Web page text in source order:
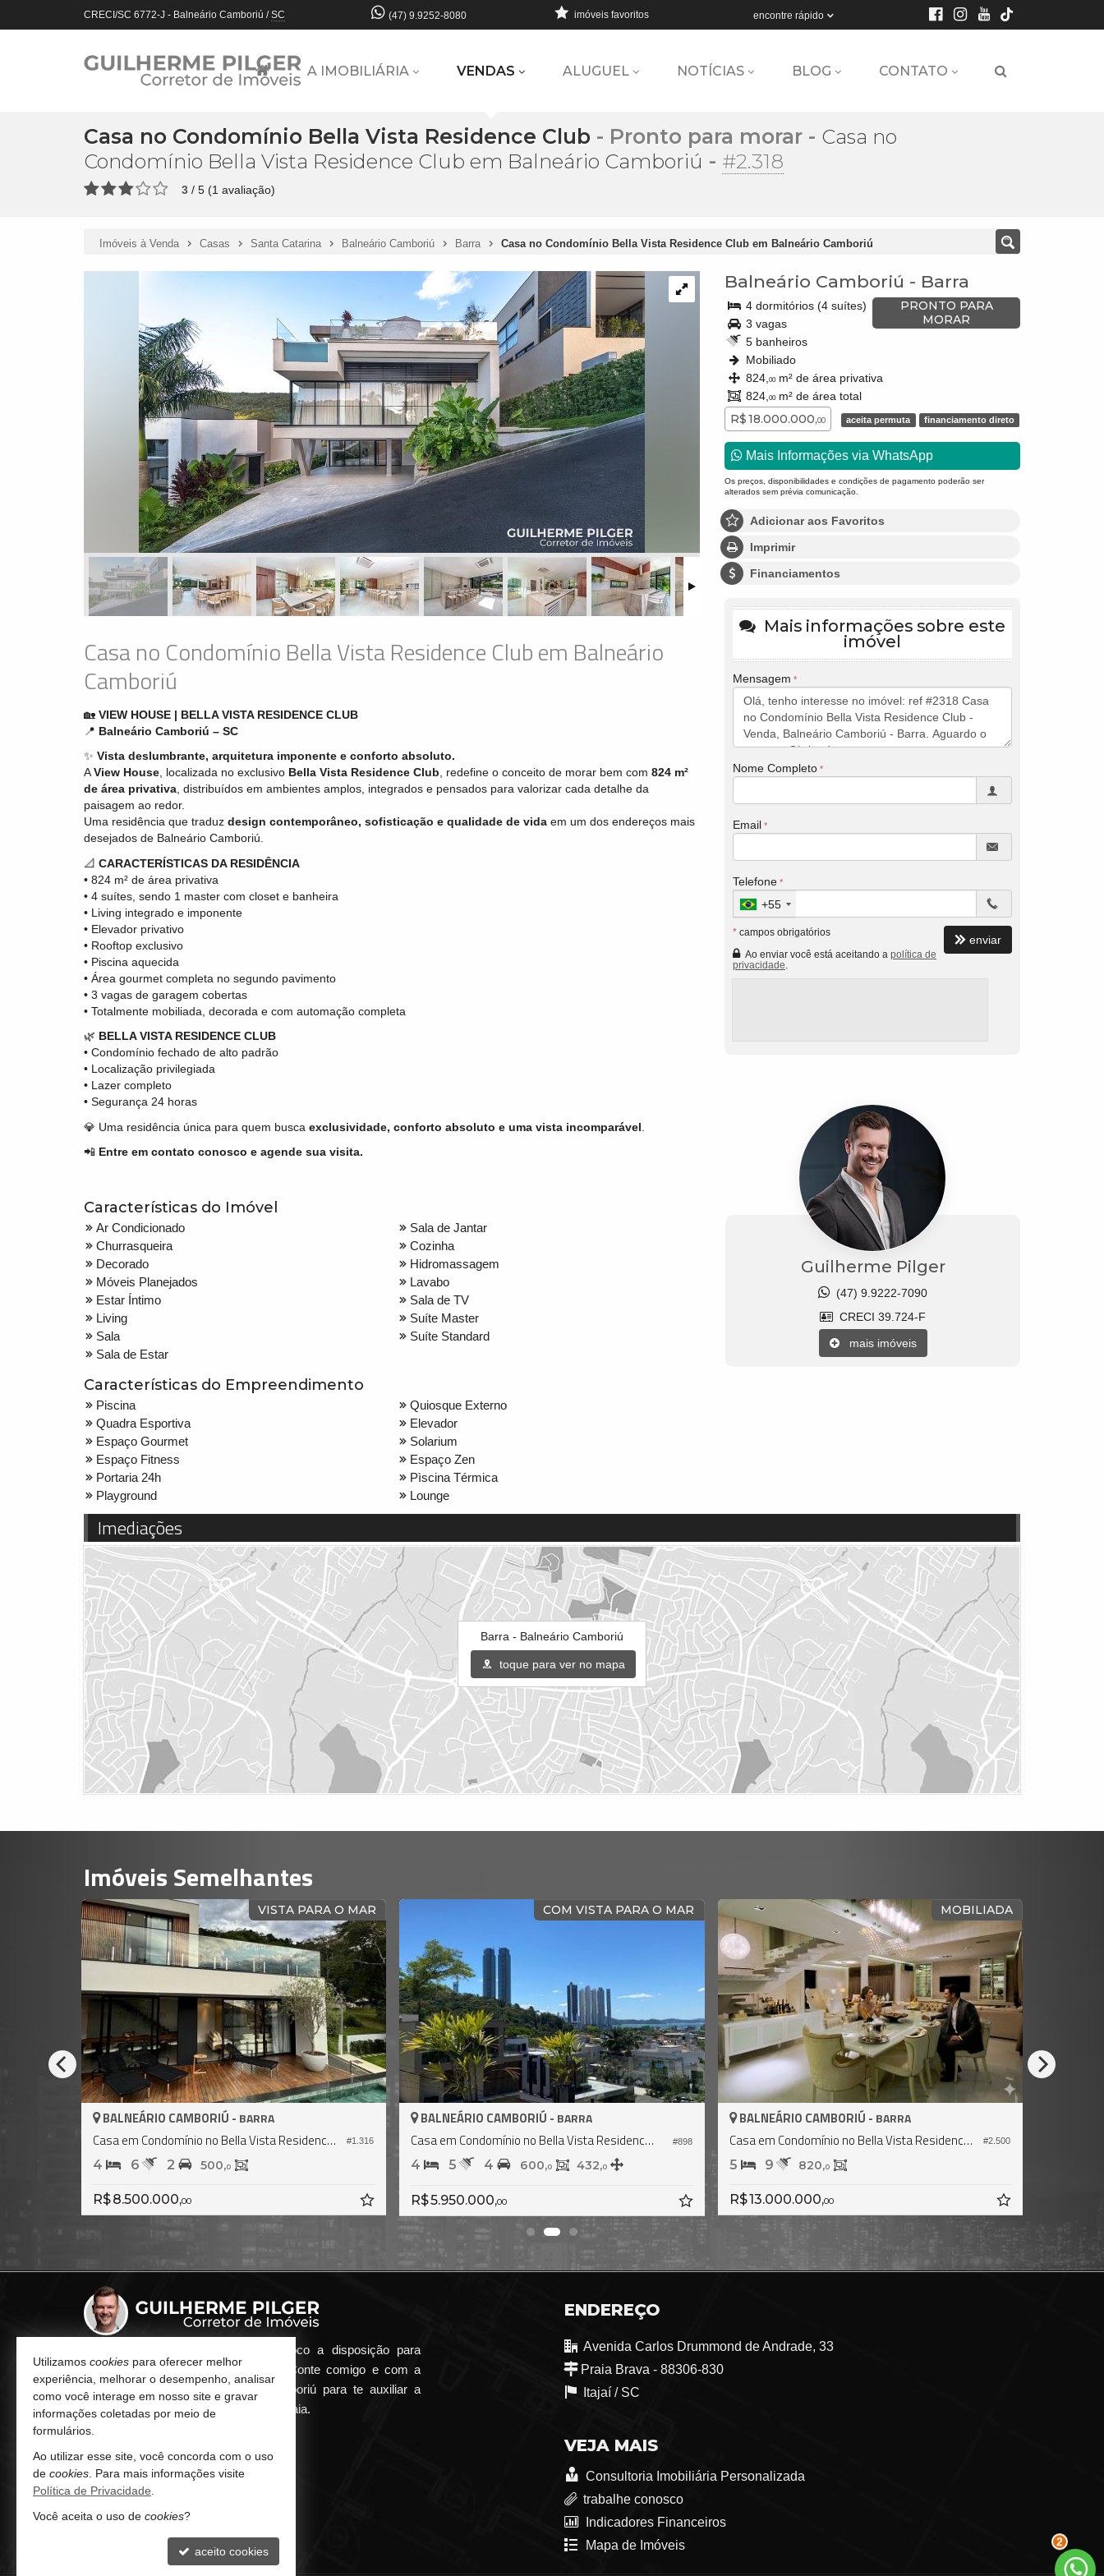
CRECI/SC 6772-J - Balneário Camboriú /SC (47) 9.9252-8080 encontre rápido
imóveis favoritos
A IMOBILIÁRIA VENDAS ALUGUEL NOTÍCIAS BLOG CONTATO
Casa no Condomínio Bella Vista Residence Club - Pronto para morar - Casa no
Condomínio Bella Vista Residence Club em Balneário Camboriú - #2.318
3 / 5 (1 avaliação)
Imóveis à Venda Casas Santa Catarina Balneário Camboriú Barra Casa no Condomínio Bella Vista Residence Club em Balneário Camboriú
Casa no Condomínio Bella Vista Residence Club em Balneário
Camboriú
🏡 VIEW HOUSE | BELLA VISTA RESIDENCE CLUB
📍 Balneário Camboriú – SC
✨ Vista deslumbrante, arquitetura imponente e conforto absoluto.
AView House , localizada no exclusivo Bella Vista Residence Club , redefine o conceito de morar bem com 824 m²
de área privativa , distribuídos em ambientes amplos, integrados e pensados para valorizar cada detalhe da
paisagem ao redor.
Uma residência que traduz design contemporâneo, sofisticação e qualidade de vida em um dos endereços mais
desejados de Balneário Camboriú.
📐 CARACTERÍSTICAS DA RESIDÊNCIA
• 824 m² de área privativa
• 4 suítes, sendo 1 master com closet e banheira
• Living integrado e imponente
• Elevador privativo
• Rooftop exclusivo
• Piscina aquecida
• Área gourmet completa no segundo pavimento
• 3 vagas de garagem cobertas
• Totalmente mobiliada, decorada e com automação completa
🌿 BELLA VISTA RESIDENCE CLUB
• Condomínio fechado de alto padrão
• Localização privilegiada
• Lazer completo
• Segurança 24 horas
💎 Uma residência única para quem busca exclusividade, conforto absoluto e uma vista incomparável
📲 Entre em contato conosco e agende sua visita.
Características do Imóvel
Ar Condicionado
Churrasqueira
Decorado
Móveis Planejados
Estar Íntimo
Living
Sala
Sala de Estar
Sala de Jantar
Cozinha
Hidromassagem
Lavabo
Sala de TV
Suíte Master
Suíte Standard
Características do Empreendimento
Piscina
Quadra Esportiva
Espaço Gourmet
Espaço Fitness
Portaria 24h
Playground
Quiosque Externo
Elevador
Solarium
Espaço Zen
Pìscina Térmica
Lounge
Balneário Camboriú - Barra
PRONTO PARA
MORAR
4 dormitórios (4 suítes)
3 vagas
5 banheiros
Mobiliado
824, 00m² de área privativa
824, 00m² de área total
R$ 18.000.000,00 aceita permuta financiamento direto
Mais Informações via WhatsApp
Os preços, disponibilidades e condições de pagamento poderão ser
alterados sem prévia comunicação.
Adicionar aos Favoritos
Imprimir
Financiamentos
Mais informações sobre este
imóvel
Mensagem
Nome Completo
Email
Telefone
+55
* campos obrigatórios
Ao enviar você está aceitando a política de
privacidade
enviar
Guilherme Pilger
(47) 9.9222-7090
CRECI 39.724-F
mais imóveis
Imediações
Barra - Balneário Camboriú
toque para ver no mapa
Imóveis Semelhantes
MOBILIADA
#2.500
Casa em Condomínio no Bella Vista Residence Club
CASA EM CONDOMÍNIO
#2.539
BALNEÁRIO CAMBORIÚ -
Casa em Condomínio no Bella Vista Residence Club
4 5 582,
R$ 6.800.000,
EM CONSTRUÇÃO
#2.706
BALNEÁRIO CAMBORIÚ -
Casa no Condomínio Bella Vista Residence Club
5 6 5 930,
Consulte-nos
ALTO PADRÃO - MOBILIADA
BALNEÁRIO CAMBORIÚ -
Casa
4
R$ 13.600.000,
Qualquer dúvida que surgir me coloco a disposição para
atender de maneira ágil e eficiente. Conte comigo e com a
minha imobiliária em Balneário Camboriú para te auxiliar a
encontrar o seu imóvel ideal aqui na Praia.
ENDEREÇO
Avenida Carlos Drummond de Andrade, 33
Praia Brava - 88306-830
Itajaí / SC
(47) 9.9252-8080 (WhatsApp)
contato@guilhermepilger.com
VEJA MAIS
Consultoria Imobiliária Personalizada
trabalhe conosco
Indicadores Financeiros
Mapa de Imóveis
2
Utilizamos cookies para oferecer melhor
experiência, melhorar o desempenho, analisar
como você interage em nosso site e gravar
informações coletadas por meio de
formulários.
Ao utilizar esse site, você concorda com o uso
de cookies . Para mais informações visite
Política de Privacidade
Você aceita o uso de cookies?
aceito cookies